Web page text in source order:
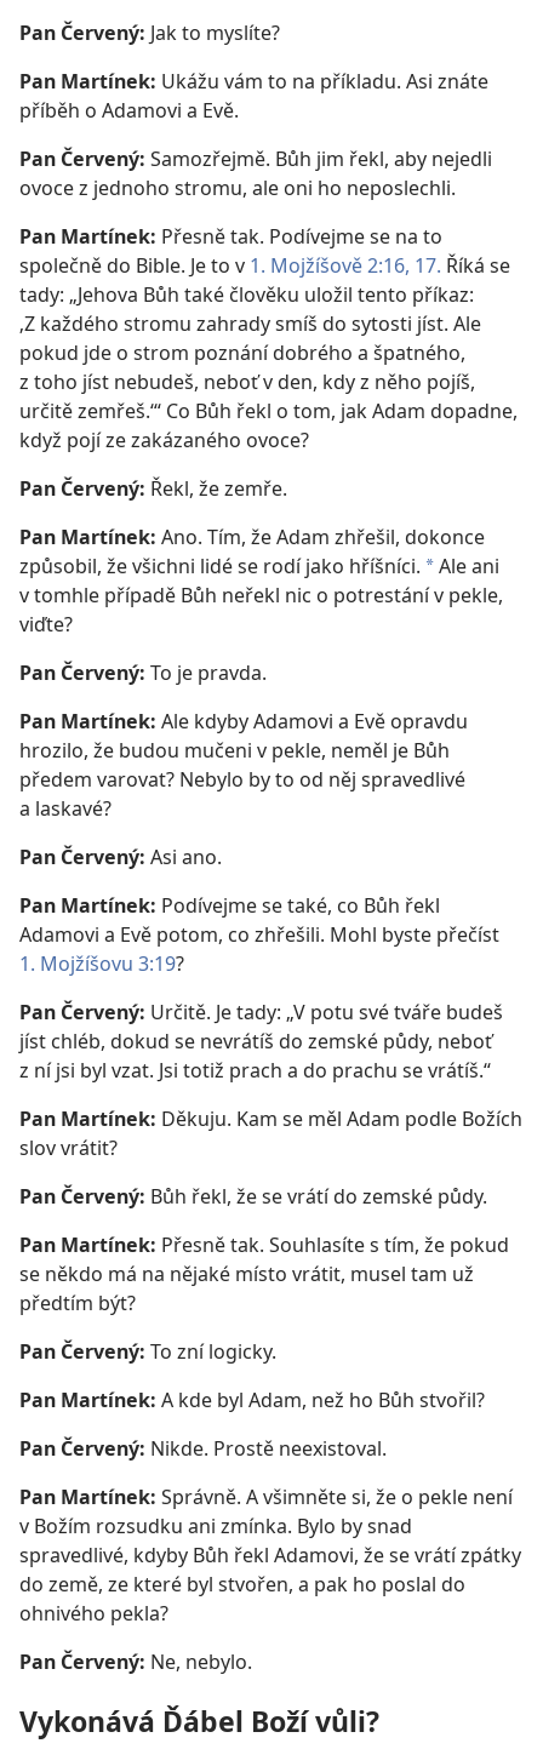
Pan Červený: Jak to myslíte?
Pan Martínek: Ukážu vám to na příkladu. Asi znáte
příběh o Adamovi a Evě.
Pan Červený: Samozřejmě. Bůh jim řekl, aby nejedli
ovoce z jednoho stromu, ale oni ho neposlechli.
Pan Martínek: Přesně tak. Podívejme se na to
společně do Bible. Je to v 1. Mojžíšově 2:16, 17. Říká se
tady: „Jehova Bůh také člověku uložil tento příkaz:
‚Z každého stromu zahrady smíš do sytosti jíst. Ale
pokud jde o strom poznání dobrého a špatného,
z toho jíst nebudeš, neboť v den, kdy z něho pojíš,
určitě zemřeš.‘“ Co Bůh řekl o tom, jak Adam dopadne,
když pojí ze zakázaného ovoce?
Pan Červený: Řekl, že zemře.
Pan Martínek: Ano. Tím, že Adam zhřešil, dokonce
způsobil, že všichni lidé se rodí jako hříšníci. *Ale ani
v tomhle případě Bůh neřekl nic o potrestání v pekle,
viďte?
Pan Červený: To je pravda.
Pan Martínek: Ale kdyby Adamovi a Evě opravdu
hrozilo, že budou mučeni v pekle, neměl je Bůh
předem varovat? Nebylo by to od něj spravedlivé
a laskavé?
Pan Červený: Asi ano.
Pan Martínek: Podívejme se také, co Bůh řekl
Adamovi a Evě potom, co zhřešili. Mohl byste přečíst
1. Mojžíšovu 3:19?
Pan Červený: Určitě. Je tady: „V potu své tváře budeš
jíst chléb, dokud se nevrátíš do zemské půdy, neboť
z ní jsi byl vzat. Jsi totiž prach a do prachu se vrátíš.“
Pan Martínek: Děkuju. Kam se měl Adam podle Božích
slov vrátit?
Pan Červený: Bůh řekl, že se vrátí do zemské půdy.
Pan Martínek: Přesně tak. Souhlasíte s tím, že pokud
se někdo má na nějaké místo vrátit, musel tam už
předtím být?
Pan Červený: To zní logicky.
Pan Martínek: A kde byl Adam, než ho Bůh stvořil?
Pan Červený: Nikde. Prostě neexistoval.
Pan Martínek: Správně. A všimněte si, že o pekle není
v Božím rozsudku ani zmínka. Bylo by snad
spravedlivé, kdyby Bůh řekl Adamovi, že se vrátí zpátky
do země, ze které byl stvořen, a pak ho poslal do
ohnivého pekla?
Pan Červený: Ne, nebylo.
Vykonává Ďábel Boží vůli?